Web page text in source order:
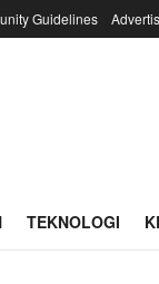
Guidelines
TEKNOLOGI